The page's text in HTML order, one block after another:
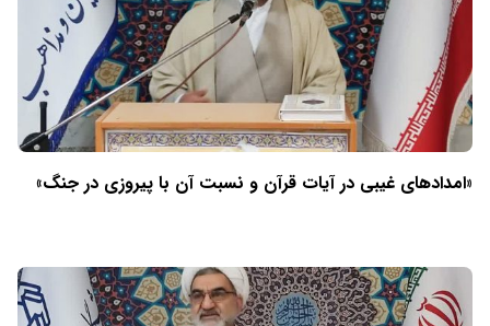
«امدادهای غیبی در آیات قرآن و نسبت آن با پیروزی در جنگ»